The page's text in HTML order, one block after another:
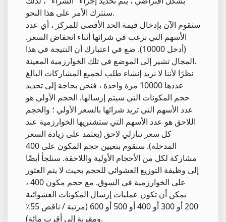
سنترك الأمر على هذا النحو.
سنقوم الآن بإدخال قيمة الحد الأقصى للمركز ، أي عدد
الأسهم التي نرغب في شرائها أثناء انخفاض السعر.
(أدخل 10000). ضع في اعتبارك أن النتيجة في هذا
المجال تشير إلى الموضع في تلك الخوارزمية المعينة.
نظرًا لأننا لا نريد إنشاء طلب لجميع المشاركات البالغ
عددها 10000 مرة واحدة ، فنحن بحاجة إلى تحديد
حجم المكونات التي سيتم إرسالها. الحجم الأولي هو
عدد الأسهم التي تريد شرائها بالسعر الأولي ؛ والحجم
اللاحق هو عدد الأسهم التي ستشتريها الخوارزمية عند
كل سعر تنازلي لاحق (يعتمد على زيادة السعر
المدخلة). سنقوم بتعيين حجم المكون على 400
مشاركة لكل من الأحجام الأولية واللاحقة. سنلجأ أيضًا
إلى وظيفة التوزيع العشوائي للحجم بحيث لا يتم العثور
على الخوارزمية في السوق. مع حجم مكون 400 ،
يمكن أن تكون عمليات إرسال المكونات العشوائية
200 أو 300 أو 400 أو 500 أو 600 (مرتبة / ناقص 55٪
ومقربة إلى أقرب مائة).